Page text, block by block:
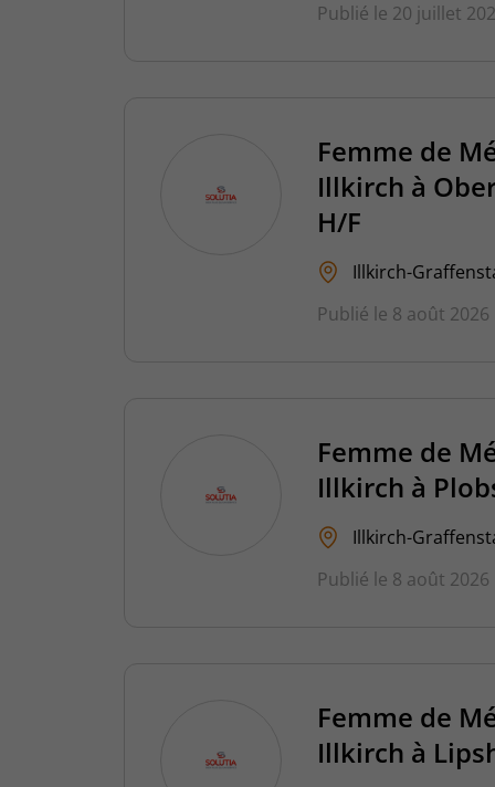
Publié le 20 juillet
Femme de
Illkirch à
H/F
Illkirch-
Publié le 8 août 2026
Femme de
Illkirch à
Illkirch-
Publié le 8 août 2026
Femme de
Illkirch à